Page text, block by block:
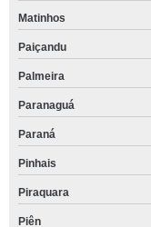
Matinhos
Paiçandu
Palmeira
Paranaguá
Paraná
Pinhais
Piraquara
Piên